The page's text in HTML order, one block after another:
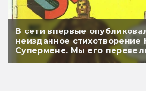
В сети впервые
неизданное стихотворение
Супермене. Мы его